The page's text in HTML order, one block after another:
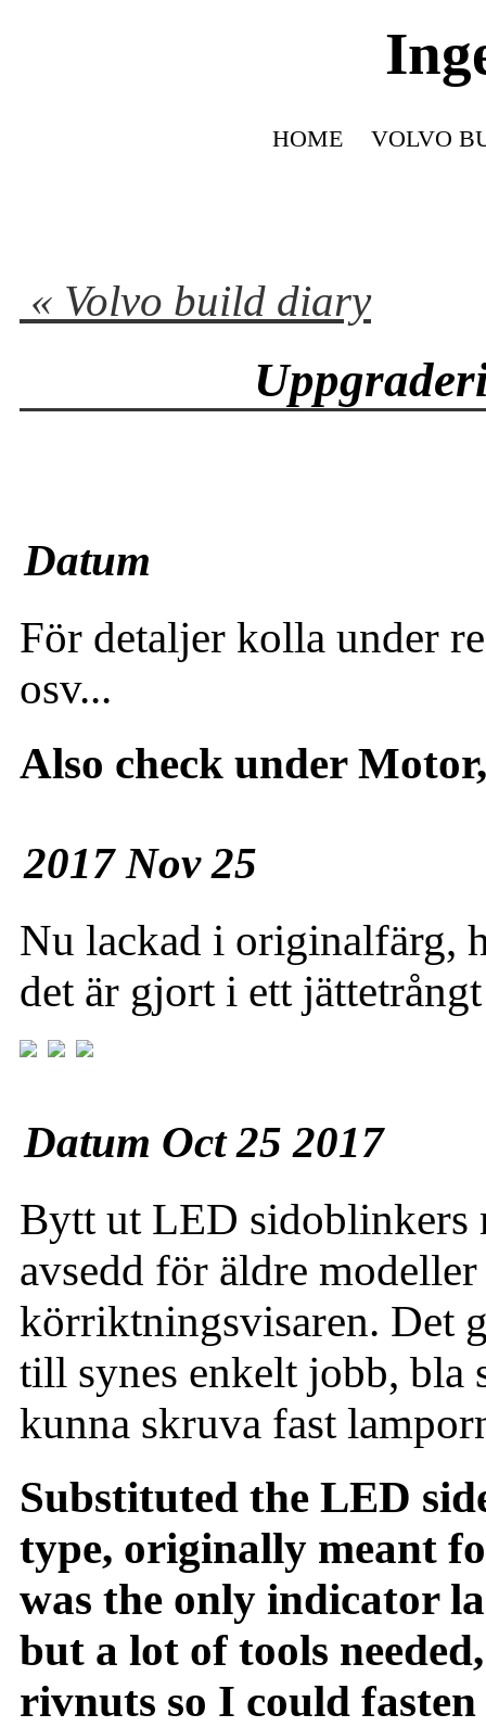
HOME VOLVO
« Volvo build diary
Datum
För detaljer kolla under
osv...
Also check under
2017 Nov 25
Nu lackad i originalfärg,
det är gjort i ett
Datum Oct 25 2017
Bytt ut LED sidoblinkers
avsedd för äldre
körriktningsvisaren. Det
till synes enkelt jobb, bla
kunna skruva fast
Substituted the LED
type, originally meant
was the only indicator
but a lot of tools
rivnuts so I could